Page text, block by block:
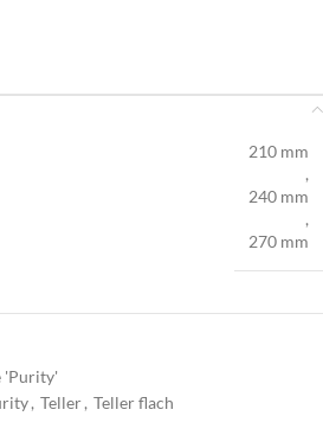
210 mm
,
240 mm
,
270 mm
'Purity'
, Teller, Teller flach